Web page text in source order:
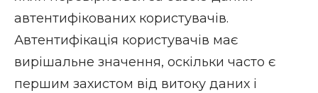
автентифікованих користувачів.
Автентифікація користувачів має
вирішальне значення, оскільки часто є
першим захистом від витоку даних і